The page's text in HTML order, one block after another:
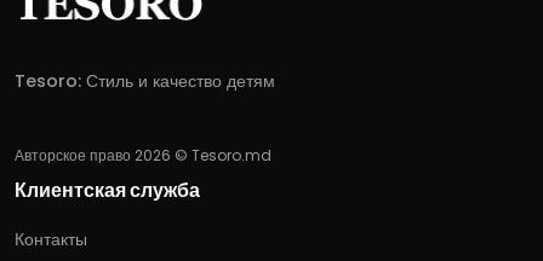
Tesoro: Стиль и качество детям
Авторское право 2026 © Tesoro.md
Клиентская служба
Контакты